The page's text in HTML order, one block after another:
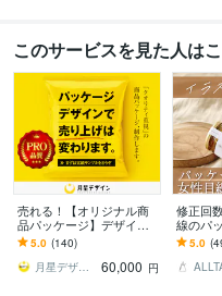
このサービスを見た人は
売れる！【オリジナル商
品パッケージ】デザイン
します Amazon・楽天で
ヒット続出！プロのデザ
インで差をつける！
5.0 (140)
月星デザイン Tsukiboshi
60,000 円
修正回
線のパ
す イラ
ても活
ナーが
5.0